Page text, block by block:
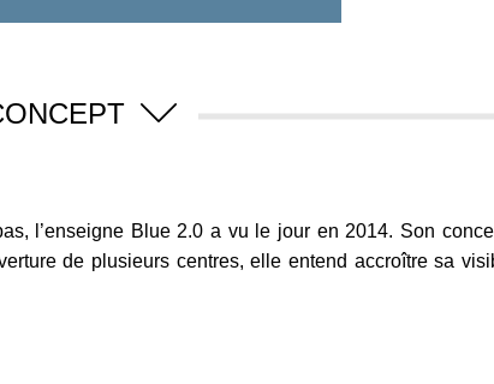
l’enseigne Blue 2.0 a vu le jour en 2014. Son
de plusieurs centres, elle entend accroître sa